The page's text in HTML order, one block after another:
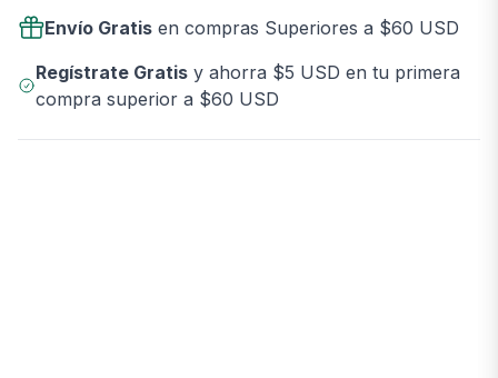
Envío Gratis en compras Superiores a $60 USD
Regístrate Gratisy ahorra $5 USD en tu primera
compra superior a $60 USD